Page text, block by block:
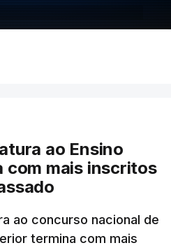
ao Ensino
com mais inscritos
ao concurso nacional de
termina com mais